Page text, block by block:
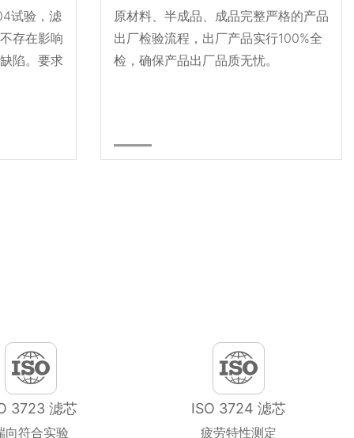
试验，滤
存在影响
陷。要求
原材料、半成品、成品完整严格的产品
出厂检验流程，出厂产品实行100%全
检，确保产品出厂品质无忧。
3723 滤芯
向符合实验
ISO 3724 滤芯
疲劳特性测定